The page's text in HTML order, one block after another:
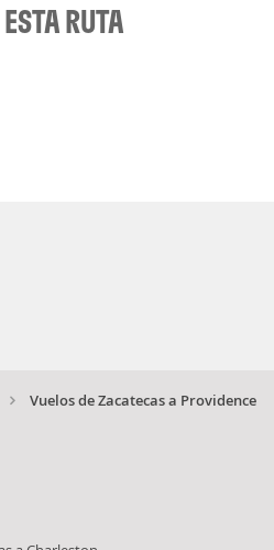
RUTA
Vuelos de Zacatecas a Providence